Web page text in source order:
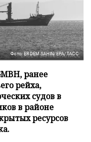
Фото: ERDEM SAHIN/EPA/ТАСС
ранее
рейха,
судов в
в районе
ресурсов